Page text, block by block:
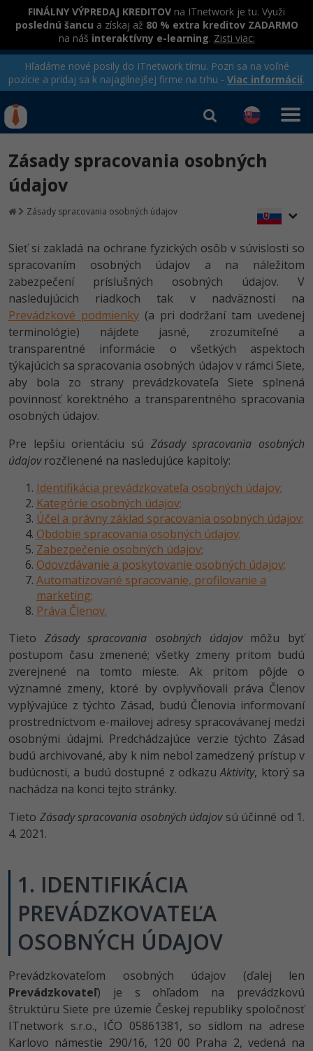
FINÁLNY VÝPREDAJ KREDITOV na ITnetwork je tu. Využi
poslednú šancu a získaj až 80 % extra kreditov ZADARMO
na náš interaktívny e-learning. Zisti viac:
Hľadáme nové posily do ITnetwork tímu. Pozri sa na voľné
pozície a pridaj sa k najagilnejšej firme na trhu - Viac informácií.
Rekvalifikačné kurzy
hradené úradom práce
IT e-learning
Kurzy programovania
Java -80%
C# .NET -80%
Python -80%
JavaScript
PHP -80%
-80%
Swift -80%
Kotlin -80%
Céčko -80%
VB.NET
SQL
-80%
Algoritmy -41%
Umelá inteligencia -10%
Pre deti
Viac
Fórum
Kurzy e-commerce
Testovanie softvéru
Marketing -30%
WordPress
SEO -30%
UX
Copywriting -30%
MS Office -80%
Google Dokumenty
Time management
Fórum
Siete
Kybernetická bezpečnost
Elektronický podpis
Windows
Kurzy dizajnu
HTML/CSS -80%
Photoshop -80%
Adobe Illustrator -80%
Adobe Lightroom -30%
Adobe InDesign -25%
Adobe After Effects
Blender -80%
Inkscape
Fotografovanie
Video
Ostatné
Fórum
Médiá
Kariéra
Prihlásiť sa| Registrovať
Zásady spracovania osobných
údajov
Zásady spracovania osobných údajov
Sieť si zakladá na ochrane fyzických osôb v súvislosti so
spracovaním osobných údajov a na náležitom
zabezpečení príslušných osobných údajov. V
nasledujúcich riadkoch tak v nadväznosti na
Prevádzkové podmienky(a pri dodržaní tam uvedenej
terminológie) nájdete jasné, zrozumiteľné a
transparentné informácie o všetkých aspektoch
týkajúcich sa spracovania osobných údajov v rámci Siete,
aby bola zo strany prevádzkovateľa Siete splnená
povinnosť korektného a transparentného spracovania
osobných údajov.
Pre lepšiu orientáciu sú Zásady spracovania osobných
údajovrozčlenené na nasledujúce kapitoly:
Identifikácia prevádzkovateľa osobných údajov;
Kategórie osobných údajov;
Účel a právny základ spracovania osobných údajov;
Obdobie spracovania osobných údajov;
Zabezpečenie osobných údajov;
Odovzdávanie a poskytovanie osobných údajov;
Automatizované spracovanie, profilovanie a
marketing;
Práva Členov.
Tieto Zásady spracovania osobných údajovmôžu byť
postupom času zmenené; všetky zmeny pritom budú
zverejnené na tomto mieste. Ak pritom pôjde o
významné zmeny, ktoré by ovplyvňovali práva Členov
vyplývajúce z týchto Zásad, budú Členovia informovaní
prostredníctvom e-mailovej adresy spracovávanej medzi
osobnými údajmi. Predchádzajúce verzie týchto Zásad
budú archivované, aby k nim nebol zamedzený prístup v
budúcnosti, a budú dostupné z odkazuAktivity, ktorý sa
nachádza na konci tejto stránky.
Tieto Zásady spracovania osobných údajovsú účinné od 1.
4. 2021.
1. IDENTIFIKÁCIA
PREVÁDZKOVATEĽA
OSOBNÝCH ÚDAJOV
Prevádzkovateľom osobných údajov (ďalej len
Prevádzkovateľ) je s ohľadom na prevádzkovú
štruktúru Siete pre územie Českej republiky spoločnosť
ITnetwork s.r.o., IČO 05861381, so sídlom na adrese
Karlovo námestie 290/16, 120 00 Praha 2, vedená na